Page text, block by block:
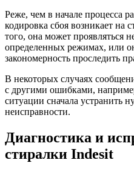
Реже, чем в начале процесса
кодировка сбоя возникает на
того, она может проявляться
определенных режимах, или
закономерность проследить
В некоторых случаях
с другими ошибками,
ситуации сначала устранить
неисправности.
Диагностика и
стиралки Indesit